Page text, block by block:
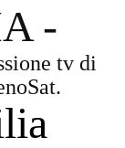
-
tv di